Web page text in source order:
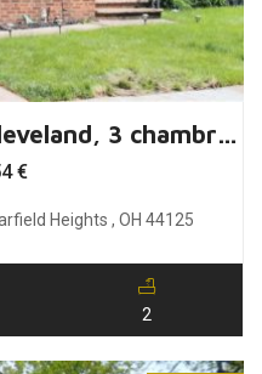
Achat de maison à Cleveland, 3 chambres, Ohio, USA
€
Heights , OH 44125
2